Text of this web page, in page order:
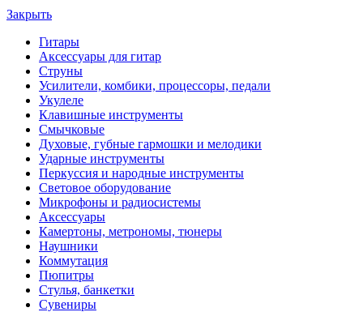
Закрыть
Гитары
Аксессуары для гитар
Струны
Усилители, комбики, процессоры, педали
Укулеле
Клавишные инструменты
Смычковые
Духовые, губные гармошки и мелодики
Ударные инструменты
Перкуссия и народные инструменты
Световое оборудование
Микрофоны и радиосистемы
Аксессуары
Камертоны, метрономы, тюнеры
Наушники
Коммутация
Пюпитры
Стулья, банкетки
Сувениры